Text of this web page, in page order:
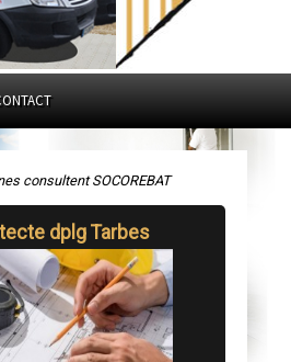
consultent SOCOREBAT
dplg Tarbes